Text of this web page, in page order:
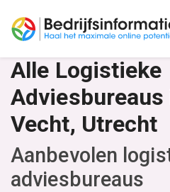
Alle Logistieke
Vecht, Utrecht
Aanbevolen
adviesbureaus